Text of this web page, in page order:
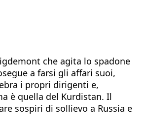
che agita lo spadone
a farsi gli affari suoi,
i propri dirigenti e,
è quella del Kurdistan. Il
sospiri di sollievo a Russia e